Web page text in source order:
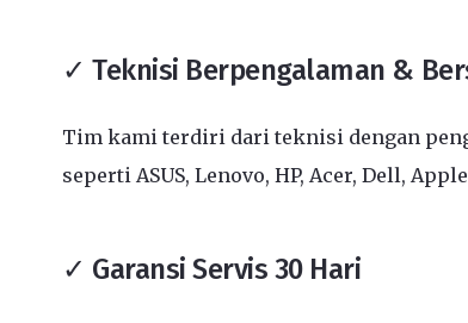
✓ Teknisi Berpengalaman &
Tim kami terdiri dari teknisi dengan
seperti ASUS, Lenovo, HP, Acer, Dell,
✓ Garansi Servis 30 Hari